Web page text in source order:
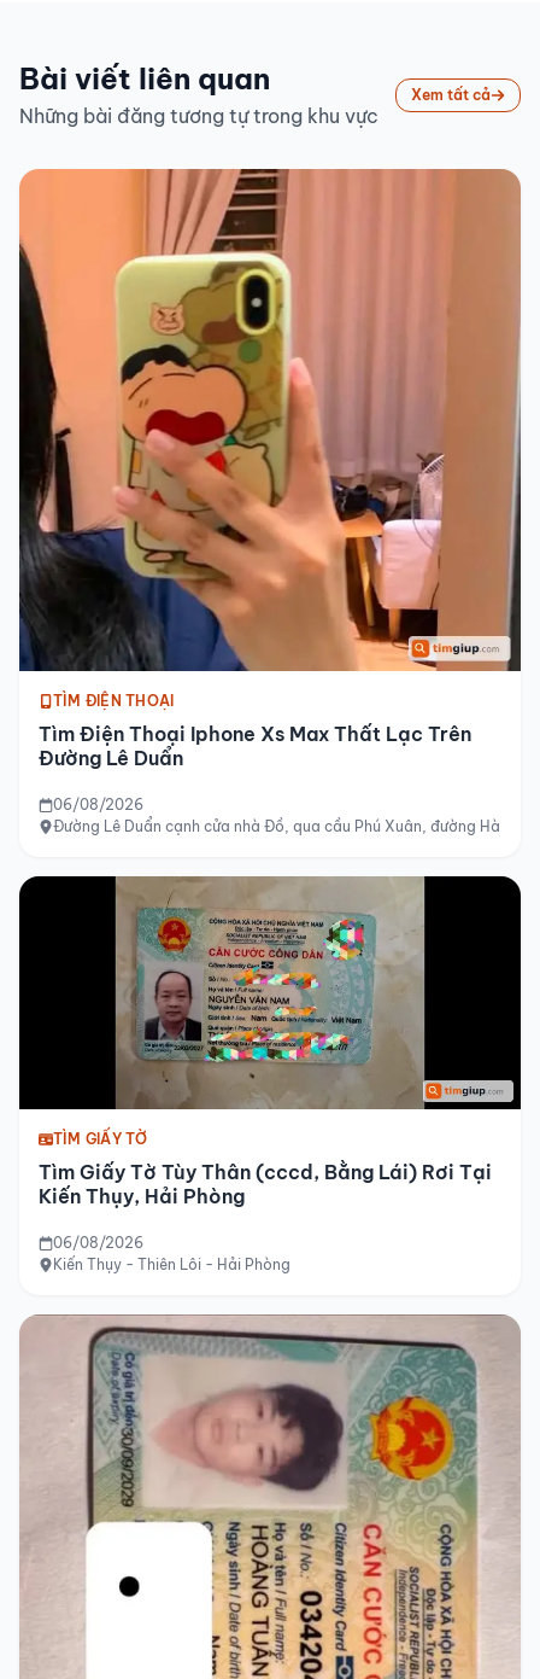
Bài viết liên quan
Những bài đăng tương tự trong khu vực
Xem tất cả
TÌM ĐIỆN THOẠI
Tìm Điện Thoại Iphone Xs Max Thất Lạc Trên
Đường Lê Duẩn
06/08/2026
Đường Lê Duẩn cạnh cửa nhà Đồ, qua cầu Phú Xuân, đường Hà Nội
TÌM GIẤY TỜ
Tìm Giấy Tờ Tùy Thân (cccd, Bằng Lái) Rơi Tại
Kiến Thụy, Hải Phòng
06/08/2026
Kiến Thụy - Thiên Lôi - Hải Phòng